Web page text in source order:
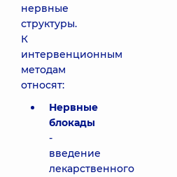
нервные
структуры.
К
интервенционным
методам
относят:
Нервные
блокады
-
введение
лекарственного